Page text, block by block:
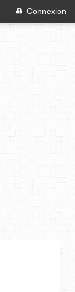
Connexion